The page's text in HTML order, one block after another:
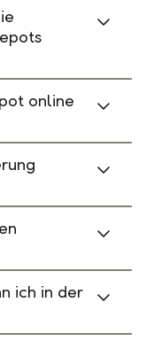
online
ich in der